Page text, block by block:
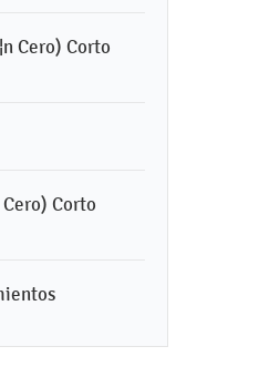
Cero) Corto
Corto